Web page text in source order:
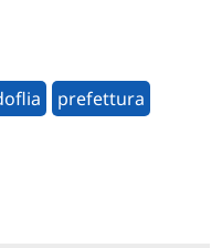
prefettura